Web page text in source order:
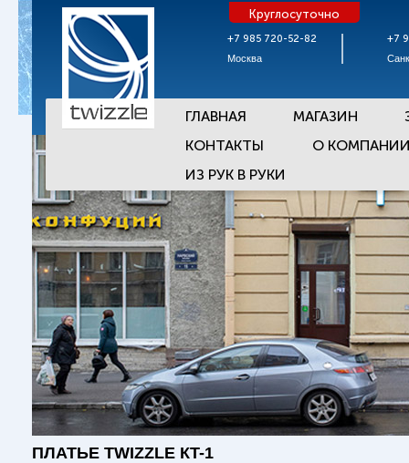
+7 985 720-52-82
Москва
Круглосуточно
+7
ГЛАВНАЯ МАГАЗИН
КОНТАКТЫ
О
ИЗ РУК В РУКИ
ПЛАТЬЕ TWIZZLE КT-1